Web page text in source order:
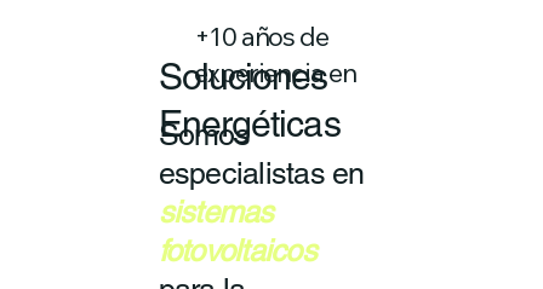
Soluciones
Energéticas
+10 años de
experiencia en
Somos
especialistas en
sistemas
fotovoltaicos